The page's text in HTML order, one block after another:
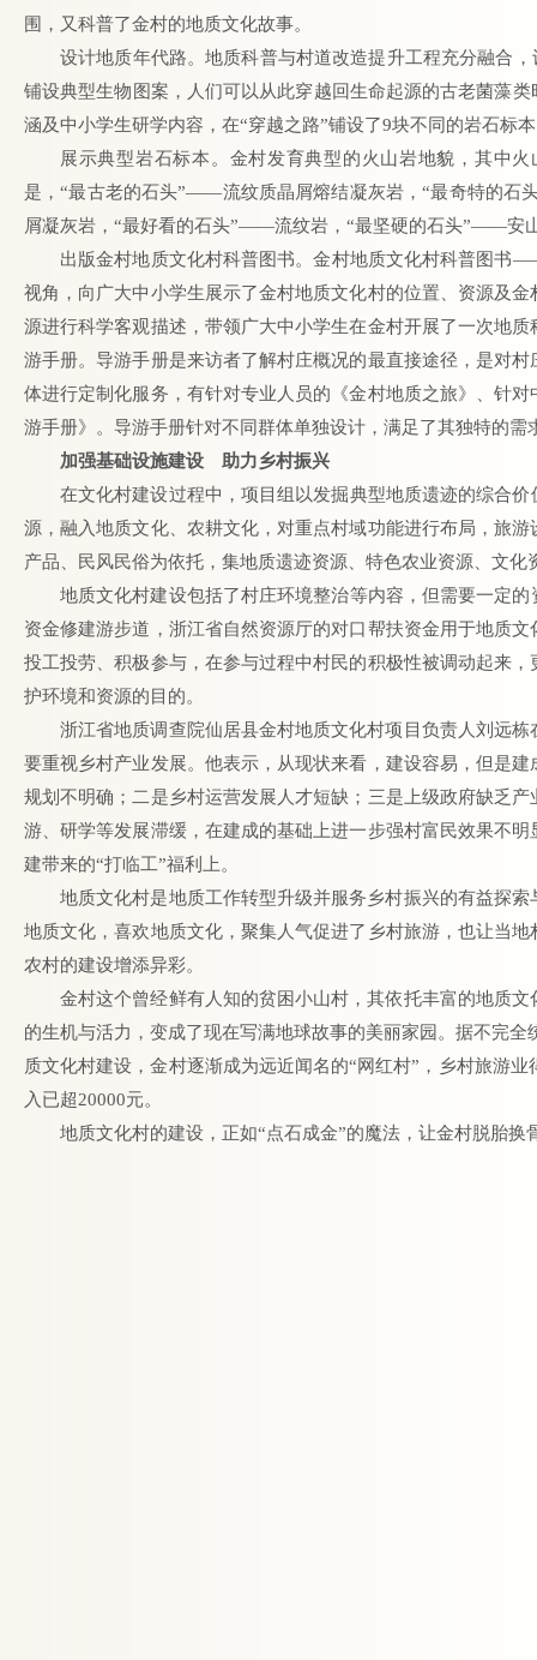
围，又科普了金村的地质文化故事。
设计地质年代路。地质科普与村道改造提升工程充分融合
铺设典型生物图案，人们可以从此穿越回生命起源的古老菌藻
涵及中小学生研学内容，在“穿越之路”铺设了9块不同的岩石标
展示典型岩石标本。金村发育典型的火山岩地貌，其中
是，“最古老的石头”——流纹质晶屑熔结凝灰岩，“最奇特的
屑凝灰岩，“最好看的石头”——流纹岩，“最坚硬的石头”——安
出版金村地质文化村科普图书。金村地质文化村科普图
视角，向广大中小学生展示了金村地质文化村的位置、资源及
源进行科学客观描述，带领广大中小学生在金村开展了一次地
游手册。导游手册是来访者了解村庄概况的最直接途径，是对
体进行定制化服务，有针对专业人员的《金村地质之旅》、针
游手册》。导游手册针对不同群体单独设计，满足了其独特的需
加强基础设施建设 助力乡村振兴
在文化村建设过程中，项目组以发掘典型地质遗迹的综合
源，融入地质文化、农耕文化，对重点村域功能进行布局，旅
产品、民风民俗为依托，集地质遗迹资源、特色农业资源、文
地质文化村建设包括了村庄环境整治等内容，但需要一定
资金修建游步道，浙江省自然资源厅的对口帮扶资金用于地质
投工投劳、积极参与，在参与过程中村民的积极性被调动起来
护环境和资源的目的。
浙江省地质调查院仙居县金村地质文化村项目负责人刘远
要重视乡村产业发展。他表示，从现状来看，建设容易，但是
规划不明确；二是乡村运营发展人才短缺；三是上级政府缺乏
游、研学等发展滞缓，在建成的基础上进一步强村富民效果不
建带来的“打临工”福利上。
地质文化村是地质工作转型升级并服务乡村振兴的有益探
地质文化，喜欢地质文化，聚集人气促进了乡村旅游，也让当
农村的建设增添异彩。
金村这个曾经鲜有人知的贫困小山村，其依托丰富的地质
的生机与活力，变成了现在写满地球故事的美丽家园。据不完
质文化村建设，金村逐渐成为远近闻名的“网红村”，乡村旅游
入已超20000元。
地质文化村的建设，正如“点石成金”的魔法，让金村脱胎换